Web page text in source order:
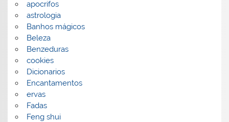
apocrifos
astrologia
Banhos mágicos
Beleza
Benzeduras
cookies
Dicionarios
Encantamentos
ervas
Fadas
Feng shui